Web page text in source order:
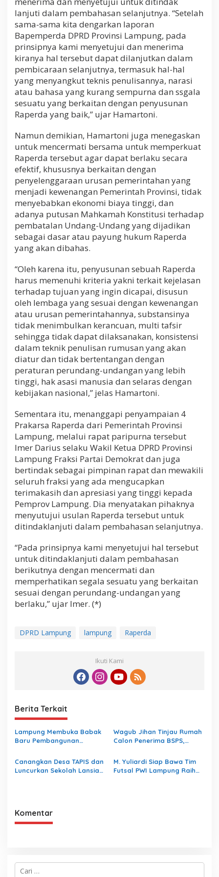
lanjuti dalam pembahasan selanjutnya. “Setelah
sama-sama kita dengarkan laporan
Bapemperda DPRD Provinsi Lampung, pada
prinsipnya kami menyetujui dan menerima
kiranya hal tersebut dapat dilanjutkan dalam
pembicaraan selanjutnya, termasuk hal-hal
yang menyangkut teknis penulisannya, narasi
atau bahasa yang kurang sempurna dan ssgala
sesuatu yang berkaitan dengan penyusunan
Raperda yang baik,” ujar Hamartoni.
Namun demikian, Hamartoni juga menegaskan
untuk mencermati bersama untuk memperkuat
Raperda tersebut agar dapat berlaku secara
efektif, khususnya berkaitan dengan
penyelenggaraan urusan pemerintahan yang
menjadi kewenangan Pemerintah Provinsi, tidak
menyebabkan ekonomi biaya tinggi, dan
adanya putusan Mahkamah Konstitusi terhadap
pembatalan Undang-Undang yang dijadikan
sebagai dasar atau payung hukum Raperda
yang akan dibahas.
“Oleh karena itu, penyusunan sebuah Raperda
harus memenuhi kriteria yakni terkait kejelasan
terhadap tujuan yang ingin dicapai, disusun
oleh lembaga yang sesuai dengan kewenangan
atau urusan pemerintahannya, substansinya
tidak menimbulkan kerancuan, multi tafsir
sehingga tidak dapat dilaksanakan, konsistensi
dalam teknik penulisan rumusan yang akan
diatur dan tidak bertentangan dengan
peraturan perundang-undangan yang lebih
tinggi, hak asasi manusia dan selaras dengan
kebijakan nasional,” jelas Hamartoni.
Sementara itu, menanggapi penyampaian 4
Prakarsa Raperda dari Pemerintah Provinsi
Lampung, melalui rapat paripurna tersebut
Imer Darius selaku Wakil Ketua DPRD Provinsi
Lampung Fraksi Partai Demokrat dan juga
bertindak sebagai pimpinan rapat dan mewakili
seluruh fraksi yang ada mengucapkan
terimakasih dan apresiasi yang tinggi kepada
Pemprov Lampung. Dia menyatakan pihaknya
menyutujui usulan Raperda tersebut untuk
ditindaklanjuti dalam pembahasan selanjutnya.
“Pada prinsipnya kami menyetujui hal tersebut
untuk ditindaklanjuti dalam pembahasan
berikutnya dengan mencermati dan
memperhatikan segala sesuatu yang berkaitan
sesuai dengan perundang-undangan yang
berlaku,” ujar Imer. (*)
DPRD Lampung lampung Raperda
Ikuti Kami
Berita Terkait
Lampung Membuka Babak
Baru Pembangunan
Peluncuran Satelit
Lampung-1 Berbasis AI
Wagub Jihan Tinjau Rumah
Calon Penerima BSPS,
Kualitas Hunian Warga dan
Serap Aspirasi Masyarakat
Canangkan Desa TAPIS dan
Luncurkan Sekolah Lansia
M. Yuliardi Siap Bawa Tim
Futsal PWI Lampung Raih
Komentar
C